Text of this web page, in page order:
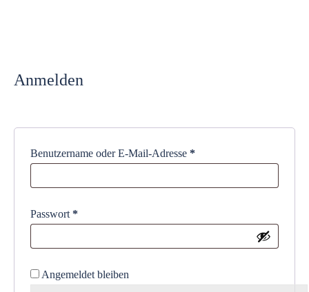
Anmelden
Benutzername oder E-Mail-Adresse *
Passwort *
Angemeldet bleiben